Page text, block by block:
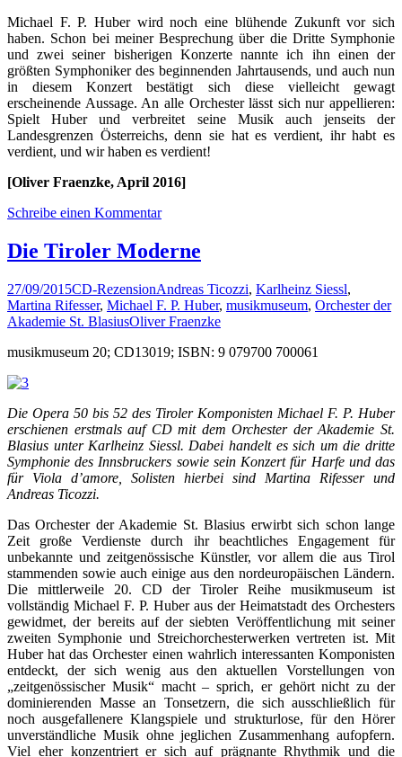
Michael F. P. Huber wird noch eine blühende Zukunft vor sich
haben. Schon bei meiner Besprechung über die Dritte Symphonie
und zwei seiner bisherigen Konzerte nannte ich ihn einen der
größten Symphoniker des beginnenden Jahrtausends, und auch nun
in diesem Konzert bestätigt sich diese vielleicht gewagt
erscheinende Aussage. An alle Orchester lässt sich nur appellieren:
Spielt Huber und verbreitet seine Musik auch jenseits der
Landesgrenzen Österreichs, denn sie hat es verdient, ihr habt es
verdient, und wir haben es verdient!
[Oliver Fraenzke, April 2016]
Schreibe einen Kommentar
Die Tiroler Moderne
27/09/2015CD-RezensionAndreas Ticozzi, Karlheinz Siessl,
Martina Rifesser, Michael F. P. Huber, musikmuseum, Orchester der
Akademie St. BlasiusOliver Fraenzke
musikmuseum 20; CD13019; ISBN: 9 079700 700061
Die Opera 50 bis 52 des Tiroler Komponisten Michael F. P. Huber
erschienen erstmals auf CD mit dem Orchester der Akademie St.
Blasius unter Karlheinz Siessl. Dabei handelt es sich um die dritte
Symphonie des Innsbruckers sowie sein Konzert für Harfe und das
für Viola d’amore, Solisten hierbei sind Martina Rifesser und
Andreas Ticozzi.
Das Orchester der Akademie St. Blasius erwirbt sich schon lange
Zeit große Verdienste durch ihr beachtliches Engagement für
unbekannte und zeitgenössische Künstler, vor allem die aus Tirol
stammenden sowie auch einige aus den nordeuropäischen Ländern.
Die mittlerweile 20. CD der Tiroler Reihe musikmuseum ist
vollständig Michael F. P. Huber aus der Heimatstadt des Orchesters
gewidmet, der bereits auf der siebten Veröffentlichung mit seiner
zweiten Symphonie und Streichorchesterwerken vertreten ist. Mit
Huber hat das Orchester einen wahrlich interessanten Komponisten
entdeckt, der sich wenig aus den aktuellen Vorstellungen von
„zeitgenössischer Musik“ macht – sprich, er gehört nicht zu der
dominierenden Masse an Tonsetzern, die sich ausschließlich für
noch ausgefallenere Klangspiele und strukturlose, für den Hörer
unverständliche Musik ohne jeglichen Zusammenhang aufopfern.
Viel eher konzentriert er sich auf prägnante Rhythmik und die